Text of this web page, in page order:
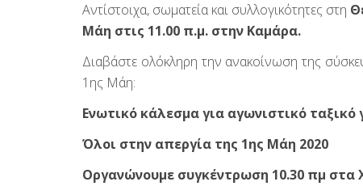
Αντίστοιχα, σωματεία και συλλογικότητες στη
Μάη στις 11.00 π.μ. στην Καμάρα.
Διαβάστε ολόκληρη την ανακοίνωση της
1ης Μάη:
Ενωτικό κάλεσμα για αγωνιστικό ταξικό
Όλοι στην απεργία της 1ης Μάη 2020
Οργανώνουμε συγκέντρωση 10.30 πμ στα